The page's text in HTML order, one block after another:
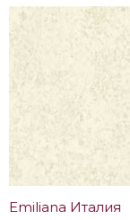
Emiliana Италия